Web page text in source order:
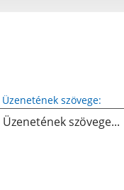
Üzenetének szövege: